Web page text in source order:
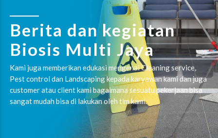
Berita dan kegiatan
Biosis Multi Jaya
Kami juga memberikan edukasi mengenai Cleaning service,
Pest control dan Landscaping kepada karyawan kami dan juga
customer atau client kami bagaimana sesuatu pekerjaan bisa
sangat mudah bisa di lakukan oleh tim kami.